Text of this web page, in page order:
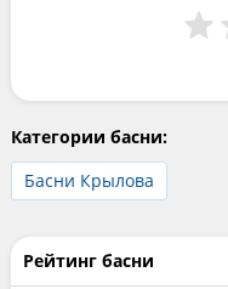
Категории басни:
Басни Крылова
Рейтинг басни